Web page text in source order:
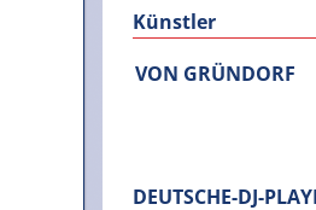
Künstler
VON GRÜNDORF
DEUTSCHE-DJ-